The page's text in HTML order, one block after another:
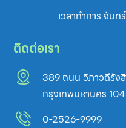
เวลาทำการ จัน
ติดต่อเรา
389 ถนน วิภาวดีรัง
กรุงเทพมหานคร
0-2526-9999